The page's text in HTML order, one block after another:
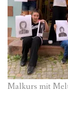
Malkurs mit